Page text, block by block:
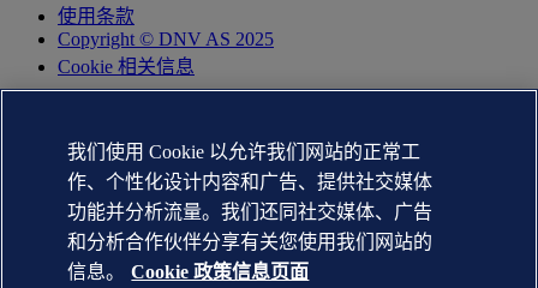
使用条款
Copyright © DNV AS 2025
Cookie 相关信息
我们使用 Cookie 以允许我们网站的正常工
作、个性化设计内容和广告、提供社交媒体
功能并分析流量。我们还同社交媒体、广告
和分析合作伙伴分享有关您使用我们网站的
信息。
Cookie 政策信息页面